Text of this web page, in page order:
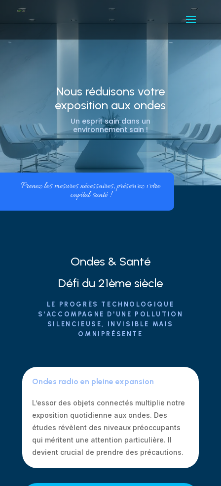
Nous réduisons votre
exposition aux ondes
Un esprit sain dans un
environnement sain !
Prenez les mesures nécessaires, préservez votre
capital santé !
Ondes & Santé
Défi du 21ème siècle
LE PROGRÈS TECHNOLOGIQUE
S'ACCOMPAGNE D'UNE POLLUTION
SILENCIEUSE, INVISIBLE MAIS
OMNIPRÉSENTE
Ondes radio en pleine expansion
L’essor des objets connectés multiplie notre
exposition quotidienne aux ondes. Des
études révèlent des niveaux préoccupants
qui méritent une attention particulière. Il
devient crucial de prendre des précautions.